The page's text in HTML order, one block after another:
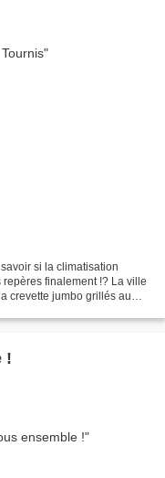
si la climatisation
finalement !? La ville
crevette jumbo grillés au
!